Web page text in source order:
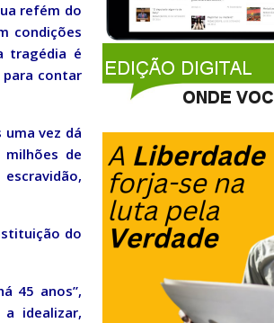
refém do
condições
tragédia é
contar
uma vez dá
de
do
45 anos”,
idealizar,